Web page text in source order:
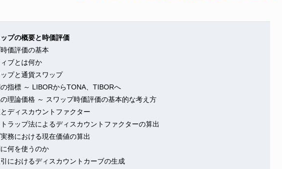
プの概要と時価評価
価評価の基本
ブとは何か
プと通貨スワップ
指標 ～ LIBORからTONA、TIBORへ
理論価格 ～ スワップ時価評価の基本的な考え方
ディスカウントファクター
ラップ法によるディスカウントファクターの算出
務における現在価値の算出
何を使うのか
におけるディスカウントカーブの生成